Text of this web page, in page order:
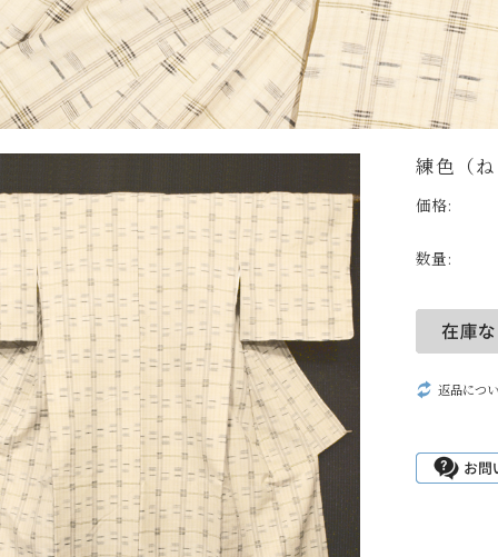
練色（
価格:
数量:
返品につ